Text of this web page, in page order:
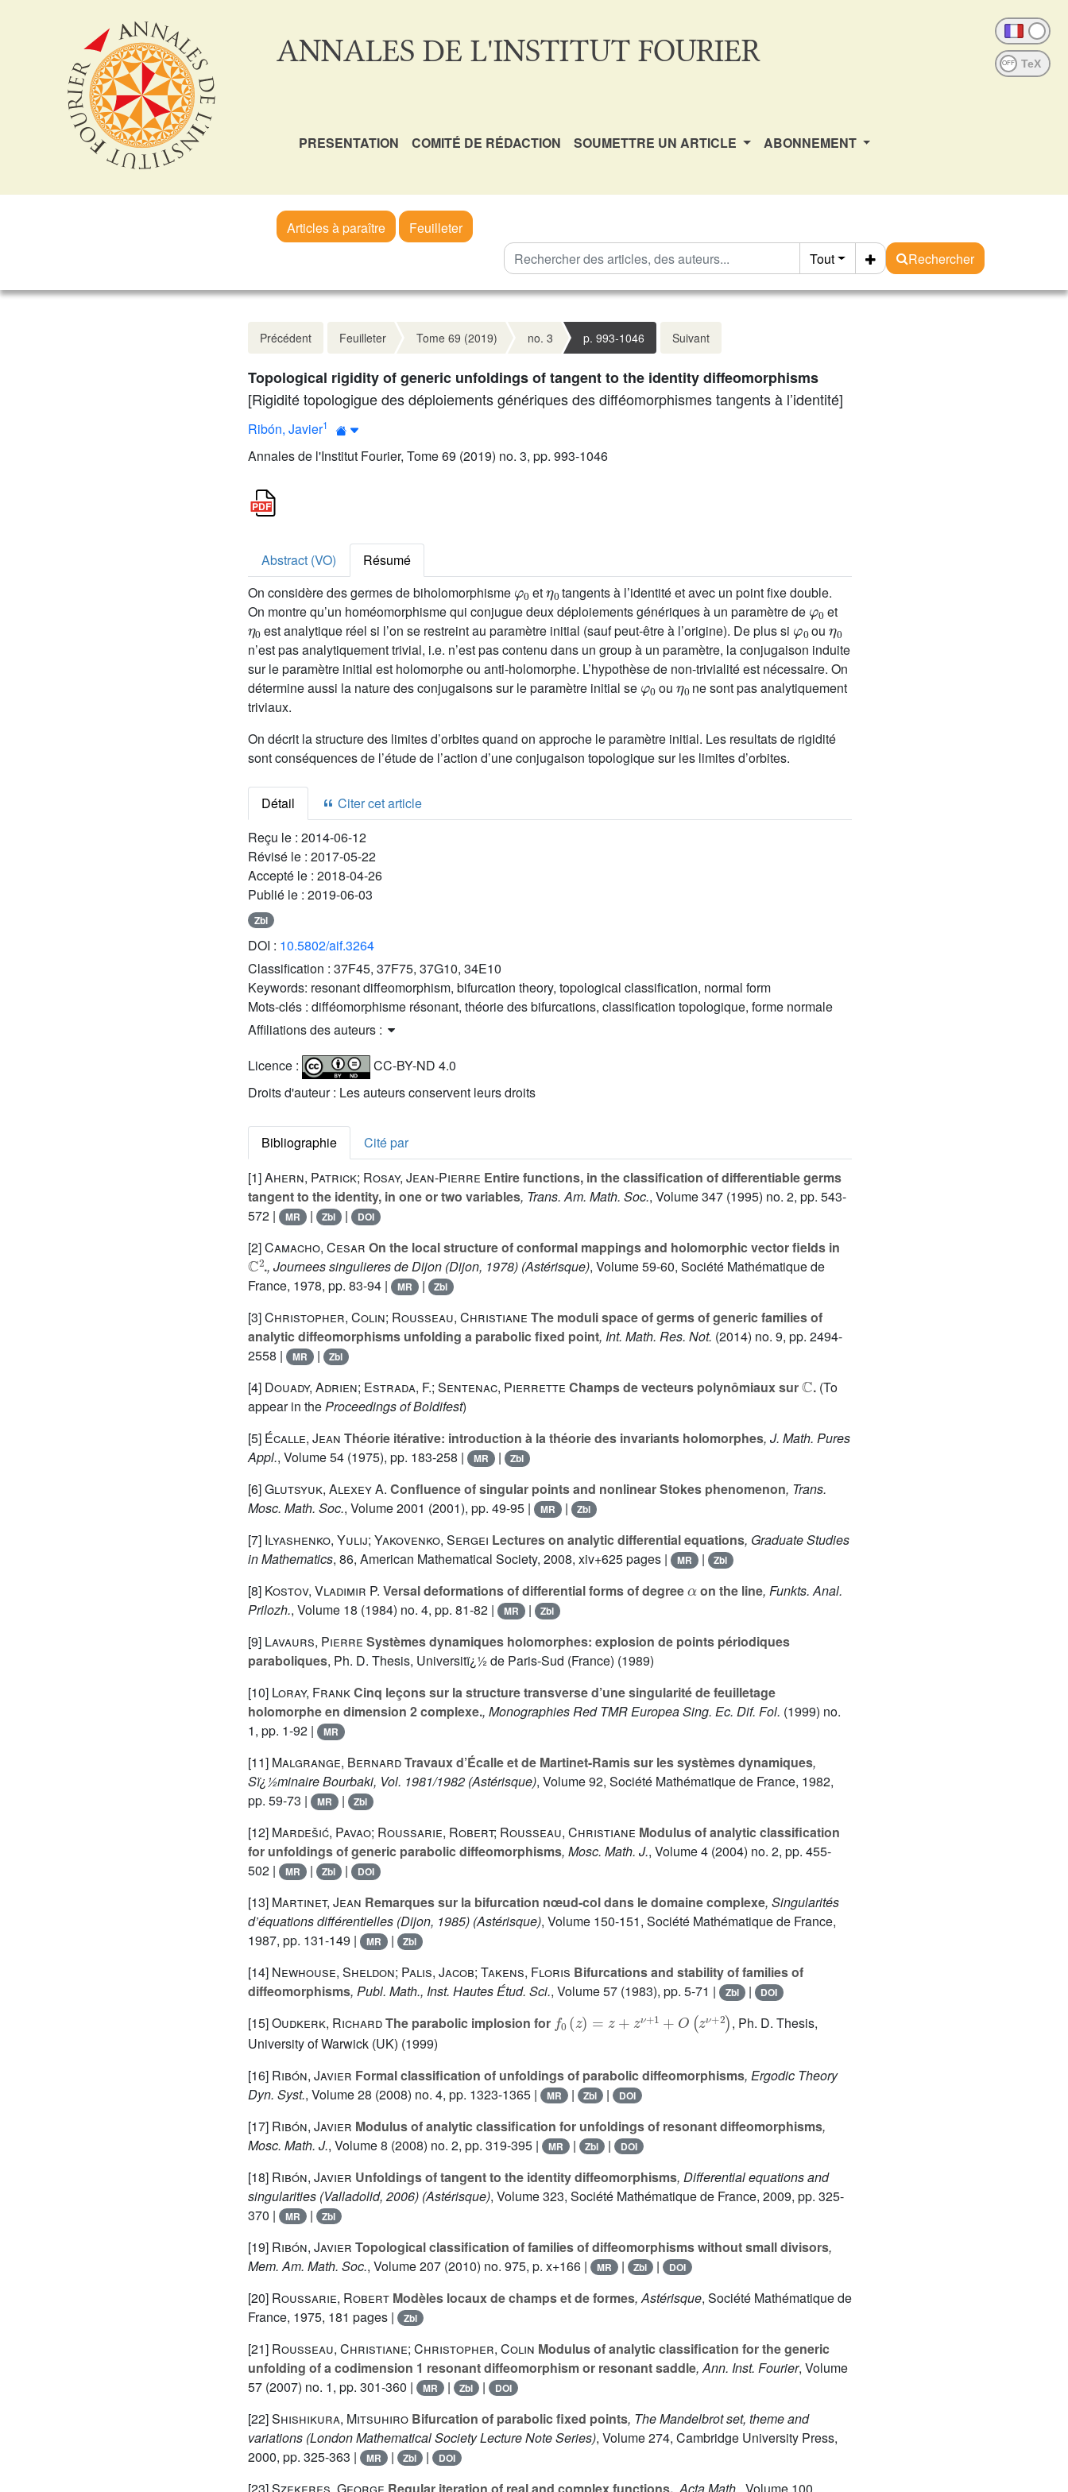
ANNALES DE L'INSTITUT FOURIER OFF
PRESENTATION COMITÉ DE RÉDACTION SOUMETTRE UN ARTICLE ABONNEMENT
Articles à paraître
Feuilleter
Tout
Rechercher
Précédent Feuilleter Tome 69 (2019) no. 3 p. 993-1046 Suivant
Topological rigidity of generic unfoldings of tangent to the identity diffeomorphisms
[Rigidité topologigue des déploiements génériques des difféomorphismes tangents à l’identité]
Ribón, Javier1
Annales de l'Institut Fourier, Tome 69 (2019) no. 3, pp. 993-1046
Abstract (VO)
Résumé
On considère des germes de biholomorphisme
φ0
et
η0
tangents à l’identité et avec un point fixe double.
On montre qu’un homéomorphisme qui conjugue deux déploiements génériques à un paramètre de
φ0
et
η0
est analytique réel si l’on se restreint au paramètre initial (sauf peut-être à l’origine). De plus si
φ0
ou
η
n’est pas analytiquement trivial, i.e. n’est pas contenu dans un group à un paramètre, la conjugaison induite
sur le paramètre initial est holomorphe ou anti-holomorphe. L’hypothèse de non-trivialité est nécessaire. On
détermine aussi la nature des conjugaisons sur le paramètre initial se
φ0
ou
η0
ne sont pas analytiquement
triviaux.
On décrit la structure des limites d’orbites quand on approche le paramètre initial. Les resultats de rigidité
sont conséquences de l’étude de l’action d’une conjugaison topologique sur les limites d’orbites.
Détail
Citer cet article
Reçu le : 2014-06-12
Révisé le : 2017-05-22
Accepté le : 2018-04-26
Publié le : 2019-06-03
Zbl
DOI : 10.5802/aif.3264
Classification : 37F45, 37F75, 37G10, 34E10
Keywords: resonant diffeomorphism, bifurcation theory, topological classification, normal form
Mots-clés : difféomorphisme résonant, théorie des bifurcations, classification topologique, forme normale
Affiliations des auteurs :
Licence :
CC-BY-ND 4.0
Droits d'auteur : Les auteurs conservent leurs droits
Bibliographie
Cité par
[1]Ahern, Patrick; Rosay, Jean-Pierre Entire functions, in the classification of differentiable germs
tangent to the identity, in one or two variables, Trans. Am. Math. Soc., Volume 347 (1995) no. 2, pp. 543-
572 |
MR | Zbl | DOI
[2]Camacho, Cesar On the local structure of conformal mappings and holomorphic vector fields in
ℂ2
., Journees singulieres de Dijon (Dijon, 1978) (Astérisque), Volume 59-60, Société Mathématique de
France, 1978, pp. 83-94 |
MR | Zbl
[3]Christopher, Colin; Rousseau, Christiane The moduli space of germs of generic families of
analytic diffeomorphisms unfolding a parabolic fixed point, Int. Math. Res. Not. (2014) no. 9, pp. 2494-
2558 |
MR | Zbl
[4] Douady, Adrien; Estrada, F.; Sentenac, Pierrette Champs de vecteurs polynômiaux sur .(To
appear in theProceedings of Boldifest)
[5] Écalle, Jean Théorie itérative: introduction à la théorie des invariants holomorphes, J. Math. Pures
Appl., Volume 54 (1975), pp. 183-258 | MR | Zbl
[6]Glutsyuk, Alexey A. Confluence of singular points and nonlinear Stokes phenomenon, Trans.
Mosc. Math. Soc., Volume 2001 (2001), pp. 49-95 | MR | Zbl
[7] Ilyashenko, Yulij; Yakovenko, Sergei Lectures on analytic differential equations, Graduate Studies
in Mathematics, 86, American Mathematical Society, 2008, xiv+625 pages | MR | Zbl
[8] Kostov, Vladimir P. Versal deformations of differential forms of degree on the line, Funkts. Anal.
Prilozh., Volume 18 (1984) no. 4, pp. 81-82 | MR | Zbl
[9] Lavaurs, Pierre Systèmes dynamiques holomorphes: explosion de points périodiques
paraboliques, Ph. D. Thesis, Universitï¿½ de Paris-Sud (France) (1989)
[10] Loray, FrankCinq leçons sur la structure transverse d’une singularité de feuilletage
holomorphe en dimension 2 complexe., Monographies Red TMR Europea Sing. Ec. Dif. Fol. (1999) no.
1, pp. 1-92 |
MR
[11] Malgrange, BernardTravaux d’Écalle et de Martinet-Ramis sur les systèmes dynamiques,
Sï¿½minaire Bourbaki, Vol. 1981/1982 (Astérisque), Volume 92, Société Mathématique de France, 1982,
pp. 59-73 |
MR | Zbl
[12] Mardešić, Pavao; Roussarie, Robert; Rousseau, Christiane Modulus of analytic classification
for unfoldings of generic parabolic diffeomorphisms, Mosc. Math. J., Volume 4 (2004) no. 2, pp. 455-
502 |
MR | Zbl | DOI
[13] Martinet, Jean Remarques sur la bifurcation nœud-col dans le domaine complexe, Singularités
d’équations différentielles (Dijon, 1985) (Astérisque), Volume 150-151, Société Mathématique de France,
1987, pp. 131-149 |
MR | Zbl
[14] Newhouse, Sheldon; Palis, Jacob; Takens, Floris Bifurcations and stability of families of
diffeomorphisms, Publ. Math., Inst. Hautes Étud. Sci., Volume 57 (1983), pp. 5-71 | Zbl | DOI
[15]Oudkerk, RichardThe parabolic implosion for
z ) +O 2
, Ph. D. Thesis,
University of Warwick (UK) (1999)
[16] Ribón, Javier Formal classification of unfoldings of parabolic diffeomorphisms, Ergodic Theory
Dyn. Syst., Volume 28 (2008) no. 4, pp. 1323-1365 | MR | Zbl | DOI
[17] Ribón, Javier Modulus of analytic classification for unfoldings of resonant diffeomorphisms,
Mosc. Math. J., Volume 8 (2008) no. 2, pp. 319-395 | MR | Zbl | DOI
[18] Ribón, Javier Unfoldings of tangent to the identity diffeomorphisms, Differential equations and
singularities (Valladolid, 2006) (Astérisque), Volume 323, Société Mathématique de France, 2009, pp. 325-
370 |
MR | Zbl
[19] Ribón, Javier Topological classification of families of diffeomorphisms without small divisors,
Mem. Am. Math. Soc., Volume 207 (2010) no. 975, p. x+166 | MR | Zbl | DOI
[20] Roussarie, Robert Modèles locaux de champs et de formes, Astérisque, Société Mathématique de
France, 1975, 181 pages |
Zbl
[21] Rousseau, Christiane; Christopher, Colin Modulus of analytic classification for the generic
unfolding of a codimension 1 resonant diffeomorphism or resonant saddle, Ann. Inst. Fourier, Volume
57 (2007) no. 1, pp. 301-360 | MR | Zbl | DOI
[22]Shishikura, Mitsuhiro Bifurcation of parabolic fixed points, The Mandelbrot set, theme and
variations (London Mathematical Society Lecture Note Series), Volume 274, Cambridge University Press,
2000, pp. 325-363 |
MR | Zbl | DOI